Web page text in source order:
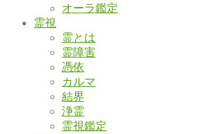
オーラ鑑定
霊視
霊とは
霊障害
憑依
カルマ
結界
浄霊
霊視鑑定